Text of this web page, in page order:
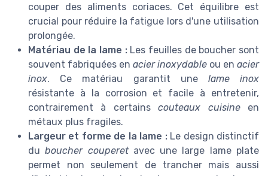
couper des aliments coriaces. Cet équilibre est
crucial pour réduire la fatigue lors d'une utilisation
prolongée.
Matériau de la lame :Les feuilles de boucher sont
souvent fabriquées en acier inoxydable ou en acier
inox. Ce matériau garantit une lame inox
résistante à la corrosion et facile à entretenir,
contrairement à certainscouteaux cuisineen
métaux plus fragiles.
Largeur et forme de la lame :Le design distinctif
duboucher couperetavec une large lame plate
permet non seulement de trancher mais aussi